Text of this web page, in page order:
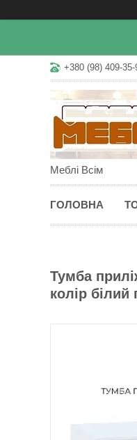
+380 (98) 409-35-
Меблі Всім
ГОЛОВНА
Тумба
колір білий